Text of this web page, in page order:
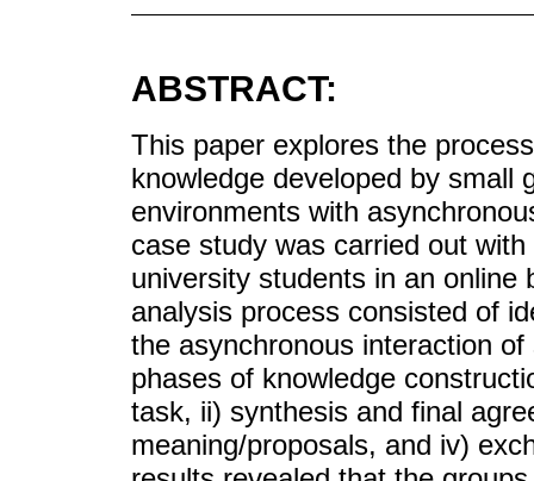
ABSTRACT:
This paper explores the
knowledge developed by small
environments with
case study was carried out
university students in an online
analysis process consisted of
the asynchronous interaction
phases of knowledge
task, ii) synthesis and final
meaning/proposals, and iv)